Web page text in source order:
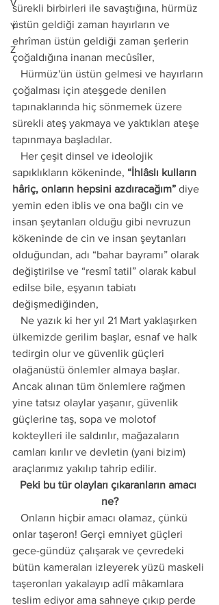
V
Y
Z
sürekli birbirleri ile savaştığına, hürmüz
üstün geldiği zaman hayırların ve
ehrîman üstün geldiği zaman şerlerin
çoğaldığına inanan mecûsîler,
çoğalması için ateşgede denilen
tapınaklarında hiç sönmemek üzere
sürekli ateş yakmaya ve yaktıkları ateşe
tapınmaya başladılar.
sapıklıkların kökeninde, “İhlâslı kulların
hâriç, onların hepsini azdıracağım” diye
yemin eden iblis ve ona bağlı cin ve
insan şeytanları olduğu gibi nevruzun
kökeninde de cin ve insan şeytanları
olduğundan, adı “bahar bayramı” olarak
değiştirilse ve “resmî tatil” olarak kabul
edilse bile, eşyanın tabiatı
değişmediğinden,
ülkemizde gerilim başlar, esnaf ve halk
tedirgin olur ve güvenlik güçleri
olağanüstü önlemler almaya başlar.
Ancak alınan tüm önlemlere rağmen
yine tatsız olaylar yaşanır, güvenlik
güçlerine taş, sopa ve molotof
kokteylleri ile saldırılır, mağazaların
camları kırılır ve devletin (yani bizim)
araçlarımız yakılıp tahrip edilir.
Peki bu tür olayları çıkaranların amacı
ne?
onlar taşeron! Gerçi emniyet güçleri
gece-gündüz çalışarak ve çevredeki
bütün kameraları izleyerek yüzü maskeli
taşeronları yakalayıp adlî mâkamlara
teslim ediyor ama sahneye çıkıp perde